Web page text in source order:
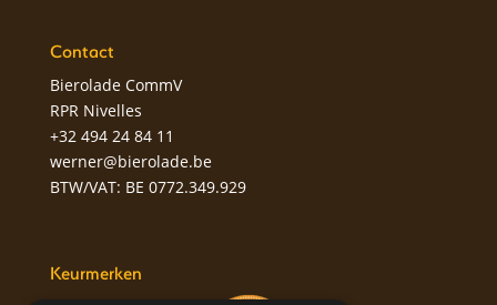
Contact
Bierolade CommV
RPR Nivelles
+32 494 24 84 11
werner@bierolade.be
BTW/VAT: BE 0772.349.929
Keurmerken